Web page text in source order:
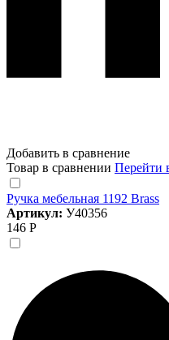
Добавить в сравнение
Товар в сравнении Перейти
Ручка мебельная 1192 Brass
Артикул: У40356
146 Р